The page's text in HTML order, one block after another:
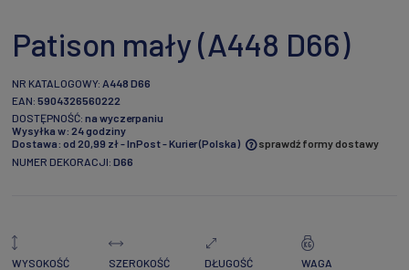
Patison mały (A448 D66)
NR KATALOGOWY: A448 D66
EAN: 5904326560222
DOSTĘPNOŚĆ: na wyczerpaniu
Wysyłka w: 24 godziny
Dostawa: od 20,99 zł- InPost - Kurier(Polska)
Cena nie zawiera ewentualnych kosztów płatności
sprawdź formy dostawy
NUMER DEKORACJI: D66
WYSOKOŚĆ SZEROKOŚĆ DŁUGOŚĆ WAGA